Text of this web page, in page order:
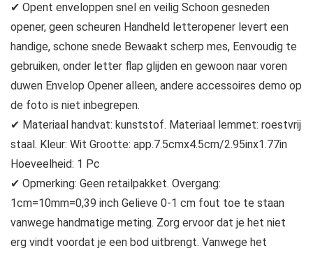
✔ Opent enveloppen snel en veilig Schoon gesneden
opener, geen scheuren Handheld letteropener levert een
handige, schone snede Bewaakt scherp mes, Eenvoudig te
gebruiken, onder letter flap glijden en gewoon naar voren
duwen Envelop Opener alleen, andere accessoires demo op
de foto is niet inbegrepen.
✔ Materiaal handvat: kunststof. Materiaal lemmet: roestvrij
staal. Kleur: Wit Grootte: app.7.5cmx4.5cm/2.95inx1.77in
Hoeveelheid: 1 Pc
✔ Opmerking: Geen retailpakket. Overgang:
1cm=10mm=0,39 inch Gelieve 0-1 cm fout toe te staan
vanwege handmatige meting. Zorg ervoor dat je het niet
erg vindt voordat je een bod uitbrengt. Vanwege het